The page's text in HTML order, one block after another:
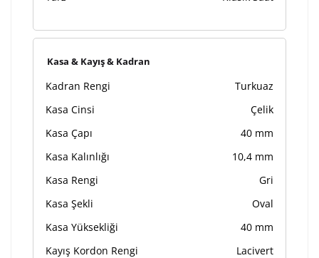
Kasa & Kayış & Kadran
Kadran Rengi
Turkuaz
Kasa Cinsi
Çelik
Kasa Çapı
40 mm
Kasa Kalınlığı
10,4 mm
Kasa Rengi
Gri
Kasa Şekli
Oval
Kasa Yüksekliği
40 mm
Kayış Kordon Rengi
Lacivert